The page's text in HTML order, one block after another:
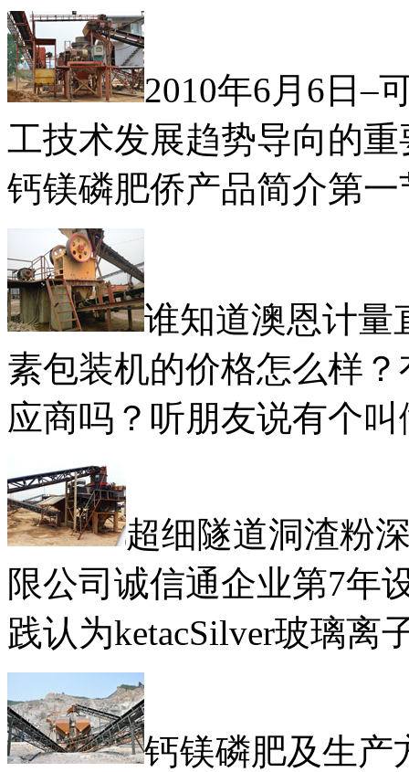
2010年6月6日–
工技术发展趋势导向的
钙镁磷肥侨产品简介第
谁知道澳恩计量
素包装机的价格怎么样
应商吗？听朋友说有个
超细隧道洞渣粉
限公司诚信通企业第7年
践认为ketacSilver玻璃离
钙镁磷肥及生产